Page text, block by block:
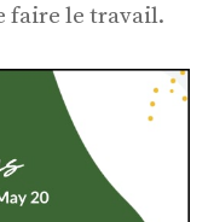
faire le travail.